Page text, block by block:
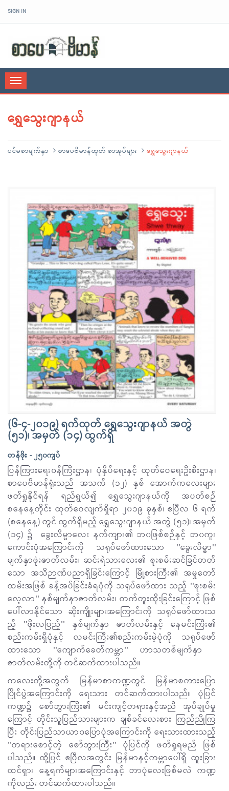
SIGN IN
Toggle
navigation
ရွှေသွေးဂျာနယ်
ပင်မစာမျက်နှာ စာပေဗိမာန်ထုတ် စာအုပ်များ ရွှေသွေးဂျာနယ်
(၆-၄-၂၀၁၉) ရက်ထုတ် ရွှေသွေးဂျာနယ် အတွဲ
(၅၁)၊ အမှတ် (၁၄) ထွက်ရှိ
တန်ဖိုး - ၂၅၀ကျပ်
ပြန်ကြားရေး၀န်ကြီးဌာန၊ ပုံနှိပ်ရေးနှင့် ထုတ်ဝေရေးဦးစီးဌာန၊
စာပေဗိမာန်ရုံးသည် အသက် (၁၂) နှစ် အောက်ကလေးများ
ဖတ်ရှုနိုင်ရန် ရည်ရွယ်၍ ရွှေသွေးဂျာနယ်ကို အပတ်စဉ်
စနေနေ့တိုင်း ထုတ်ဝေလျက်ရှိရာ ၂၀၁၉ ခုနှစ်၊ ဧပြီလ ၆ ရက်
(စနေနေ့) တွင် ထွက်ရှိမည့် ရွှေသွေးဂျာနယ် အတွဲ (၅၁)၊ အမှတ်
(၁၄) ၌
ခွေးလိမ္မာလေး နက်ကျား၏ ဘ၀ဖြစ်စဉ်နှင့် ဘ၀ကူး
ကောင်းပုံအကြောင်းကို သရုပ်ဖော်ထားသော ''ခွေးလိမ္မာ''
မျက်နှာဖုံးဇာတ်လမ်း၊ ဆင်းရဲသားလေး၏ စူးစမ်းဆင်ခြင်တတ်
သော အသိဉာဏ်ပညာရှိခြင်းကြောင့် မြို့စားကြီး၏ အမှုတော်
ထမ်းအဖြစ် ခန့်အပ်ခြင်းခံရပုံကို သရုပ်ဖော်ထား သည့် ''စူးစမ်း
လေ့လာ'' နှစ်မျက်နှာဇာတ်လမ်း၊ တက်တူးထိုးခြင်းကြောင့် ဖြစ်
ပေါ်လာနိုင်သော ဆိုးကျိုးများအကြောင်းကို သရုပ်ဖော်ထားသ
ည့် ''ဖိုးလပြည့်'' နှစ်မျက်နှာ ဇာတ်လမ်းနှင့် နေမင်းကြီး၏
စည်းကမ်းရှိပုံနှင့် လမင်းကြီး၏စည်းကမ်းမဲ့ပုံကို သရုပ်ဖော်
ထားသော ''ကျောက်ခေတ်ကမ္ဘာ'' ဟာသတစ်မျက်နှာ
ဇာတ်လမ်းတို့ကို တင်ဆက်ထားပါသည်။
ကလေးတို့အတွက် မြန်မာစာကဏ္ဍတွင် မြန်မာစကားပြော
ပြိုင်ပွဲအကြောင်းကို ရေးသား တင်ဆက်ထားပါသည်။ ပုံပြင်
ကဏ္ဍ၌ စော်ဘွားကြီး၏ မင်းကျင့်တရားနှင့်အညီ အုပ်ချုပ်မှု
ကြောင့် တိုင်းသူပြည်သားများက ချစ်ခင်လေးစား ကြည်ညိုကြ
ပြီး တိုင်းပြည်သာယာ၀ပြောပုံအကြောင်းကို ရေးသားထားသည့်
''တရားစောင့်တဲ့ စော်ဘွားကြီး'' ပုံပြင်ကို ဖတ်ရှုရမည် ဖြစ်
ပါသည်။ ထို့ပြင် ဧပြီလအတွင်း မြန်မာနှင့်ကမ္ဘာပေါ်ရှိ ထူးခြား
ထင်ရှား နေ့ရက်များအကြောင်းနှင့် ဘာပုံလေးဖြစ်မလဲ ကဏ္ဍ
ကိုလည်း တင်ဆက်ထားပါသည်။